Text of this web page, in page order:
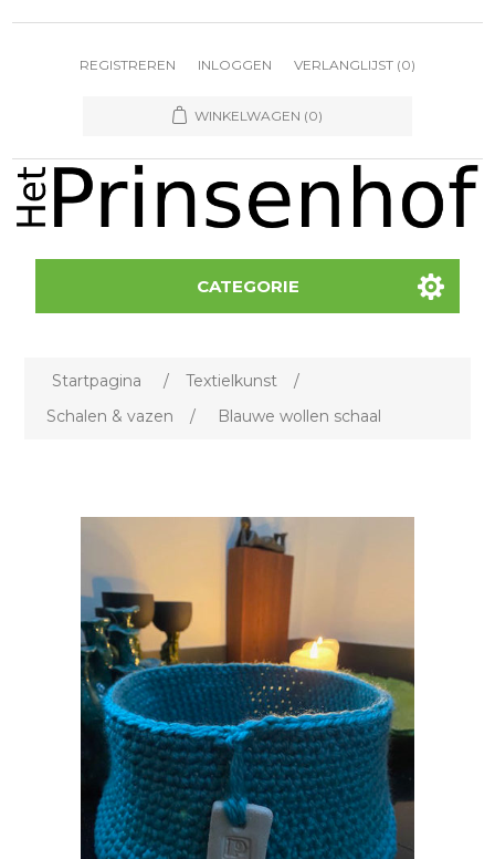
REGISTREREN INLOGGEN VERLANGLIJST (0)
WINKELWAGEN (0)
CATEGORIE
Startpagina / Textielkunst
/
Schalen & vazen
/ Blauwe wollen schaal